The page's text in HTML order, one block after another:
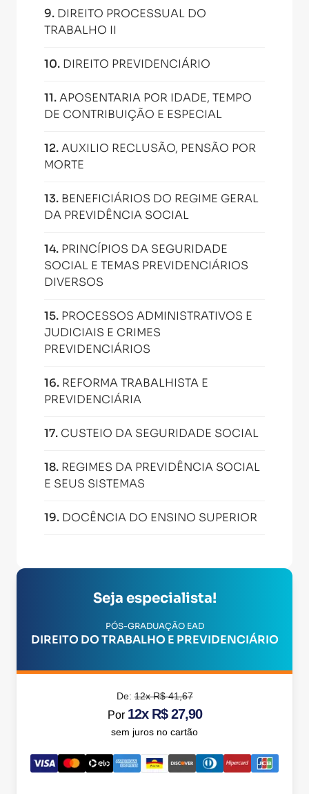
9. DIREITO PROCESSUAL DO
TRABALHO II
10. DIREITO PREVIDENCIÁRIO
11.APOSENTARIA POR IDADE, TEMPO
DE CONTRIBUIÇÃO E ESPECIAL
12.AUXILIO RECLUSÃO, PENSÃO POR
MORTE
13. BENEFICIÁRIOS DO REGIME GERAL
DA PREVIDÊNCIA SOCIAL
14. PRINCÍPIOS DA SEGURIDADE
SOCIAL E TEMAS PREVIDENCIÁRIOS
DIVERSOS
15. PROCESSOS ADMINISTRATIVOS E
JUDICIAIS E CRIMES
PREVIDENCIÁRIOS
16. REFORMA TRABALHISTA E
PREVIDENCIÁRIA
17. CUSTEIO DA SEGURIDADE SOCIAL
18. REGIMES DA PREVIDÊNCIA SOCIAL
E SEUS SISTEMAS
19. DOCÊNCIA DO ENSINO SUPERIOR
Seja especialista!
PÓS-GRADUAÇÃO EAD
DIREITO DO TRABALHO E PREVIDENCIÁRIO
De:12x R$ 41,67
Por 12x R$ 27,90
sem juros no cartão